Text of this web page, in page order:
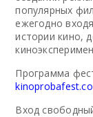
популярных
ежегодно
истории кино,
Программа
Вход